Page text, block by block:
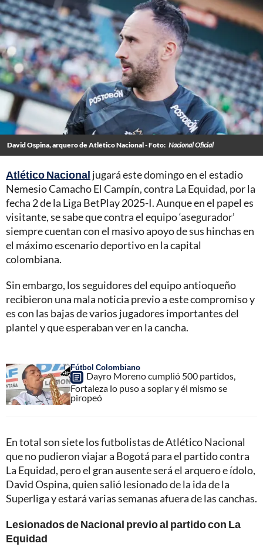
David Ospina, arquero de Atlético Nacional - Foto: Nacional Oficial
Atlético Nacional jugará este domingo en el estadio
Nemesio Camacho El Campín, contra La Equidad, por la
fecha 2 de la Liga BetPlay 2025-I. Aunque en el papel es
visitante, se sabe que contra el equipo ‘asegurador’
siempre cuentan con el masivo apoyo de sus hinchas en
el máximo escenario deportivo en la capital
colombiana.
Sin embargo, los seguidores del equipo antioqueño
recibieron una mala noticia previo a este compromiso y
es con las bajas de varios jugadores importantes del
plantel y que esperaban ver en la cancha.
Fútbol Colombiano
Dayro Moreno cumplió 500 partidos,
Fortaleza lo puso a soplar y él mismo se
piropeó
En total son siete los futbolistas de Atlético Nacional
que no pudieron viajar a Bogotá para el partido contra
La Equidad, pero el gran ausente será el arquero e ídolo,
David Ospina, quien salió lesionado de la ida de la
Superliga y estará varias semanas afuera de las canchas.
Lesionados de Nacional previo al partido con La
Equidad